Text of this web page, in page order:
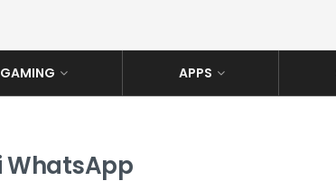
GAMING APPS
WhatsApp